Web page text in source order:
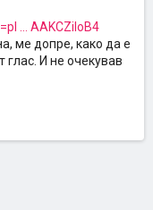
... AAKCZiIoB4
ме допре, како да е
глас. И не очекував